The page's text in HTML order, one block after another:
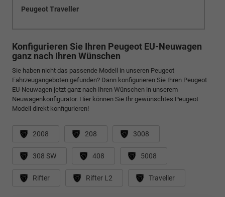
Peugeot Traveller
Konfigurieren Sie Ihren Peugeot EU-Neuwagen
ganz nach Ihren Wünschen
Sie haben nicht das passende Modell in unseren Peugeot
Fahrzeugangeboten gefunden? Dann konfigurieren Sie Ihren Peugeot
EU-Neuwagen jetzt ganz nach Ihren Wünschen in unserem
Neuwagenkonfigurator. Hier können Sie Ihr gewünschtes Peugeot
Modell direkt konfigurieren!
2008 208 3008
308 SW 408 5008
Rifter Rifter L2 Traveller